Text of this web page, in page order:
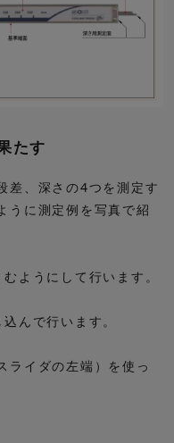
たす
差、深さの4つを測定す
うに測定例を写真で紹
ようにして行います。
んで行います。
ライダの左端）を使っ